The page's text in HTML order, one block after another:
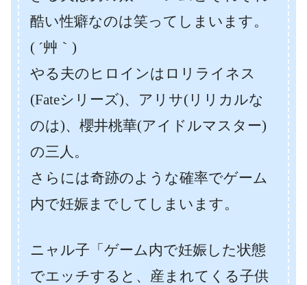
酷い性癖なのは笑ってしまいます。
( ´艸｀)
やる夫のヒロインはロリライネス
(Fateシリーズ)、アリサ(リリカルな
のは)、櫻井桃華(アイドルマスター)
の三人。
さらには奇跡のような確率でゲーム
内で妊娠までしてしまいます。
ニャル子「ゲーム内で妊娠した状態
でエッチすると、産まれてくる子供